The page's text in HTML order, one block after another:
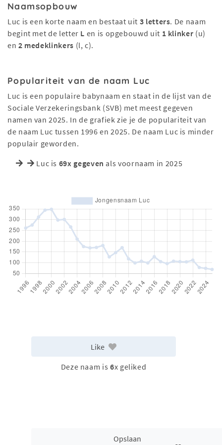
Naamsopbouw
Luc is een korte naam en bestaat uit 3 letters. De naam
begint met de letter L en is opgebouwd uit 1 klinker (u)
en 2 medeklinkers (l, c).
Populariteit van de naam Luc
Luc is een populaire babynaam en staat in de lijst van de
Sociale Verzekeringsbank (SVB) met meest gegeven
namen van 2025. In de grafiek zie je de populariteit van
de naam Luc tussen 1996 en 2025. De naam Luc is minder
populair geworden.
Luc is 69x gegeven als voornaam in 2025
Like
Deze naam is 6x geliked
Opslaan